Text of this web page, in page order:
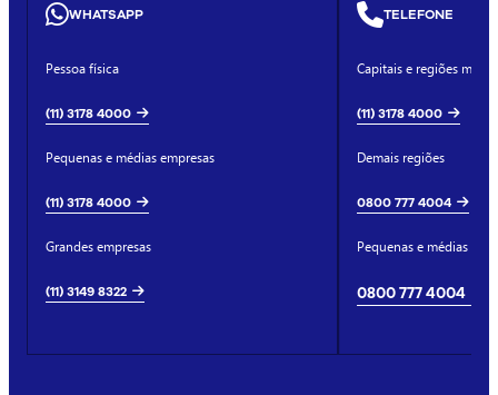
WHATSAPP
Pessoa física
(11) 3178 4000
Pequenas e médias empresas
(11) 3178 4000
Grandes empresas
(11) 3149 8322
TELEFONE
Capitais e regiões
(11) 3178 4000
Demais regiões
0800 777 4004
Pequenas e médias
0800 777 4004